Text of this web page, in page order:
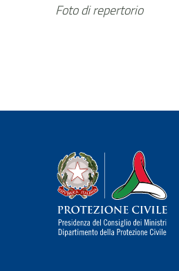
Foto di repertorio
Dipartimento